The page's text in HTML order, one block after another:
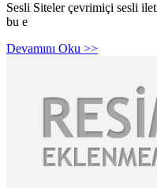
Sesli Siteler çevrimiçi sesli
bu e
Devamını Oku >>